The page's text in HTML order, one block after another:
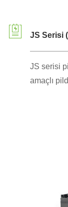
JS Serisi
JS serisi
amaçlı